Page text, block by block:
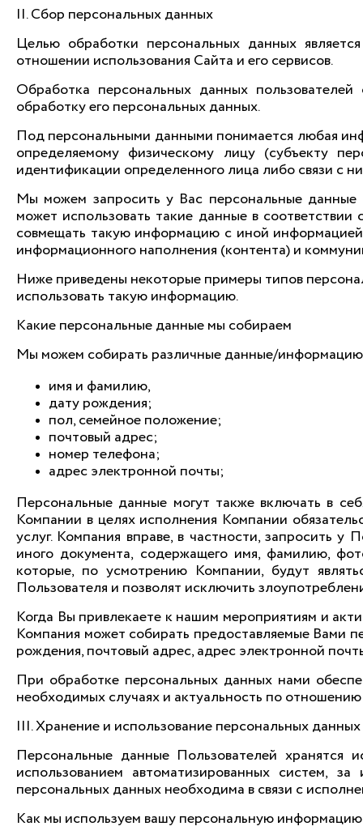
II. Сбор персональных данных
Целью обработки персональных данных
отношении использования Сайта и его сервисов.
Обработка персональных данных
обработку его персональных данных.
Под персональными данными понимается любая
определяемому физическому лицу (субъекту
идентификации определенного лица либо связи с
Мы можем запросить у Вас персональные данные
может использовать такие данные в
совмещать такую информацию с иной информацией
информационного наполнения (контента) и
Ниже приведены некоторые примеры типов
использовать такую информацию.
Какие персональные данные мы собираем
Мы можем собирать различные данные/
имя и фамилию,
дату рождения;
пол, семейное положение;
почтовый адрес;
номер телефона;
адрес электронной почты;
Персональные данные могут также включать в
Компании в целях исполнения Компании
услуг. Компания вправе, в частности, запросить
иного документа, содержащего имя, фамилию,
которые, по усмотрению Компании, будут
Пользователя и позволят исключить
Когда Вы привлекаете к нашим мероприятиям и
Компания может собирать предоставляемые Вами
рождения, почтовый адрес, адрес электронной
При обработке персональных данных нами
необходимых случаях и актуальность по
III. Хранение и использование персональных данных
Персональные данные Пользователей хранятся
использованием автоматизированных систем,
персональных данных необходима в связи с
Как мы используем вашу персональную информацию